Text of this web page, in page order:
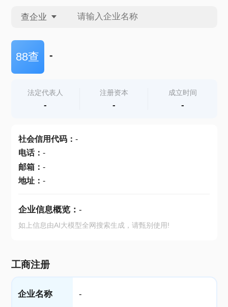
查企业
查企业
查产地
88查 -
法定代表人
-
注册资本
-
成立时间
-
社会信用代码： -
电话： -
邮箱： -
地址： -
企业信息概览： -
如上信息由AI大模型全网搜索生成，请甄别使用!
工商注册
企业名称 -